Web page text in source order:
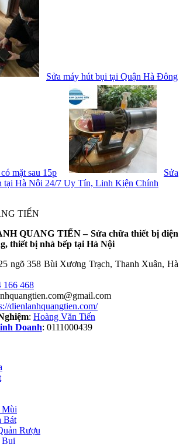
Sửa máy hút bụi tại Quận Hà Đông
mặt sau 15p
Sửa
tại Hà Nội 24/7 Uy Tín, Linh Kiện Chính
TIẾN
QUANG TIẾN – Sửa chữa thiết bị điện
thiết bị nhà bếp tại Hà Nội
ngõ 358 Bùi Xương Trạch, Thanh Xuân, Hà
166 468
dienlanhquangtien.com/
: Hoàng Văn Tiến
Doanh: 0111000439
Mùi
Bát
Rượu
Bụi